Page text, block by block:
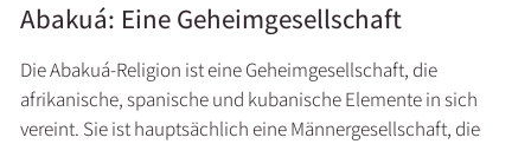
Abakuá: Eine Geheimgesellschaft
Die Abakuá-Religion ist eine Geheimgesellschaft, die
afrikanische, spanische und kubanische Elemente in sich
vereint. Sie ist hauptsächlich eine Männergesellschaft, die